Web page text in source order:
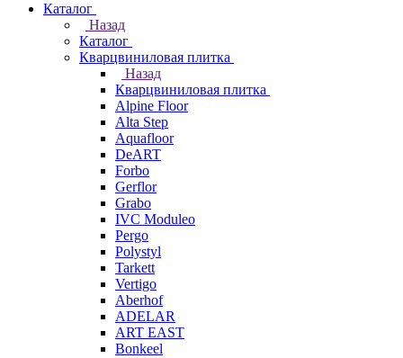
Каталог
Назад
Каталог
Кварцвиниловая плитка
Назад
Кварцвиниловая плитка
Alpine Floor
Alta Step
Aquafloor
DeART
Forbo
Gerflor
Grabo
IVC Moduleo
Pergo
Polystyl
Tarkett
Vertigo
Aberhof
ADELAR
ART EAST
Bonkeel